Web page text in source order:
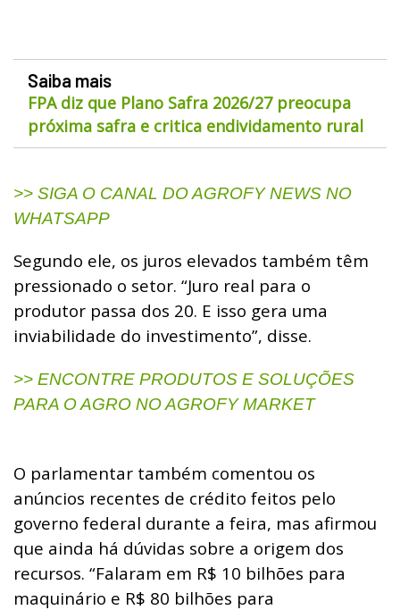
Saiba mais
FPA diz que Plano Safra 2026/27 preocupa
próxima safra e critica endividamento rural
>> SIGA O CANAL DO AGROFY NEWS NO
WHATSAPP
Segundo ele, os juros elevados também têm
pressionado o setor. “Juro real para o
produtor passa dos 20. E isso gera uma
inviabilidade do investimento”, disse.
>> ENCONTRE PRODUTOS E SOLUÇÕES
PARA O AGRO NO AGROFY MARKET
O parlamentar também comentou os
anúncios recentes de crédito feitos pelo
governo federal durante a feira, mas afirmou
que ainda há dúvidas sobre a origem dos
recursos. “Falaram em R$ 10 bilhões para
maquinário e R$ 80 bilhões para